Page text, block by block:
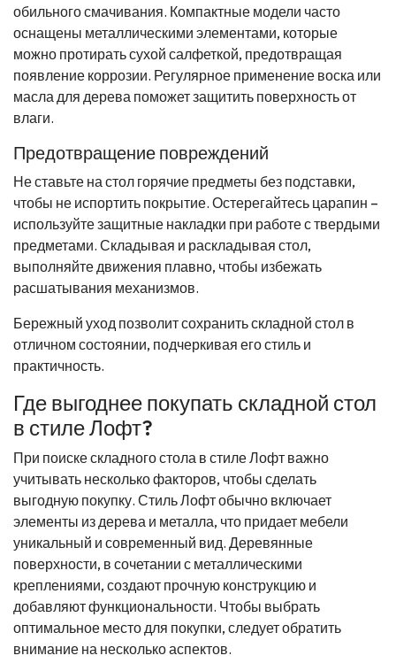
обильного смачивания. Компактные модели часто
оснащены металлическими элементами, которые
можно протирать сухой салфеткой, предотвращая
появление коррозии. Регулярное применение воска или
масла для дерева поможет защитить поверхность от
влаги.
Предотвращение повреждений
Не ставьте на стол горячие предметы без подставки,
чтобы не испортить покрытие. Остерегайтесь царапин –
используйте защитные накладки при работе с твердыми
предметами. Складывая и раскладывая стол,
выполняйте движения плавно, чтобы избежать
расшатывания механизмов.
Бережный уход позволит сохранить складной стол в
отличном состоянии, подчеркивая его стиль и
практичность.
Где выгоднее покупать складной стол
в стиле Лофт?
При поиске складного стола в стиле Лофт важно
учитывать несколько факторов, чтобы сделать
выгодную покупку. Стиль Лофт обычно включает
элементы из дерева и металла, что придает мебели
уникальный и современный вид. Деревянные
поверхности, в сочетании с металлическими
креплениями, создают прочную конструкцию и
добавляют функциональности. Чтобы выбрать
оптимальное место для покупки, следует обратить
внимание на несколько аспектов.